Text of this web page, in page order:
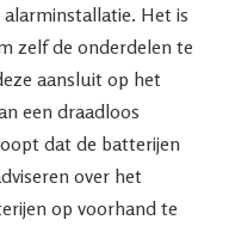
Het is
zelf de onderdelen te
aansluit op het
een draadloos
dat de batterijen
over het
op voorhand te